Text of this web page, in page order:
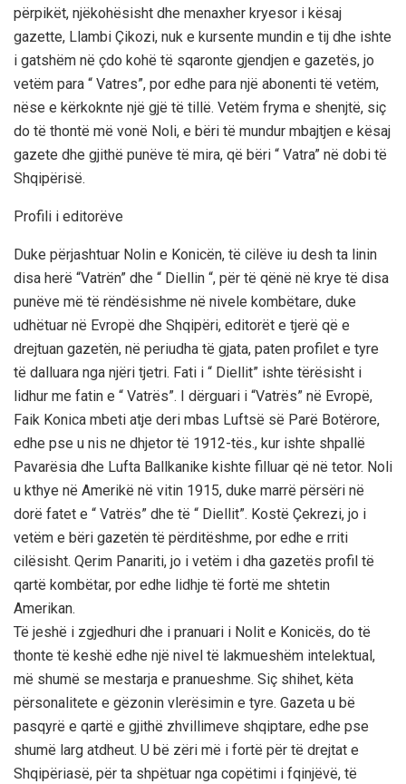
përpikët, njëkohësisht dhe menaxher kryesor i kësaj
gazette, Llambi Çikozi, nuk e kursente mundin e tij dhe ishte
i gatshëm në çdo kohë të sqaronte gjendjen e gazetës, jo
vetëm para “ Vatres”, por edhe para një abonenti të vetëm,
nëse e kërkoknte një gjë të tillë. Vetëm fryma e shenjtë, siç
do të thontë më vonë Noli, e bëri të mundur mbajtjen e kësaj
gazete dhe gjithë punëve të mira, që bëri “ Vatra” në dobi të
Shqipërisë.
Profili i editorëve
Duke përjashtuar Nolin e Konicën, të cilëve iu desh ta linin
disa herë “Vatrën” dhe “ Diellin “, për të qënë në krye të disa
punëve më të rëndësishme në nivele kombëtare, duke
udhëtuar në Evropë dhe Shqipëri, editorët e tjerë që e
drejtuan gazetën, në periudha të gjata, paten profilet e tyre
të dalluara nga njëri tjetri. Fati i “ Diellit” ishte tërësisht i
lidhur me fatin e “ Vatrës”. I dërguari i “Vatrës” në Evropë,
Faik Konica mbeti atje deri mbas Luftsë së Parë Botërore,
edhe pse u nis ne dhjetor të 1912-tës., kur ishte shpallë
Pavarësia dhe Lufta Ballkanike kishte filluar që në tetor. Noli
u kthye në Amerikë në vitin 1915, duke marrë përsëri në
dorë fatet e “ Vatrës” dhe të “ Diellit”. Kostë Çekrezi, jo i
vetëm e bëri gazetën të përditëshme, por edhe e rriti
cilësisht. Qerim Panariti, jo i vetëm i dha gazetës profil të
qartë kombëtar, por edhe lidhje të fortë me shtetin
Amerikan.
Të jeshë i zgjedhuri dhe i pranuari i Nolit e Konicës, do të
thonte të keshë edhe një nivel të lakmueshëm intelektual,
më shumë se mestarja e pranueshme. Siç shihet, këta
përsonalitete e gëzonin vlerësimin e tyre. Gazeta u bë
pasqyrë e qartë e gjithë zhvillimeve shqiptare, edhe pse
shumë larg atdheut. U bë zëri më i fortë për të drejtat e
Shqipëriasë, për ta shpëtuar nga copëtimi i fqinjëvë, të